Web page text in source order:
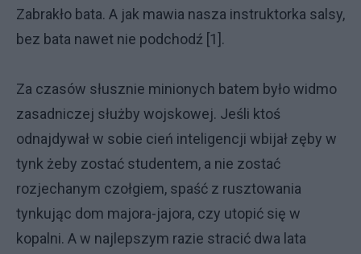
Zabrakło bata. A jak mawia nasza instruktorka salsy,
bez bata nawet nie podchodź [1].
Za czasów słusznie minionych batem było widmo
zasadniczej służby wojskowej. Jeśli ktoś
odnajdywał w sobie cień inteligencji wbijał zęby w
tynk żeby zostać studentem, a nie zostać
rozjechanym czołgiem, spaść z rusztowania
tynkując dom majora-jajora, czy utopić się w
kopalni. A w najlepszym razie stracić dwa lata